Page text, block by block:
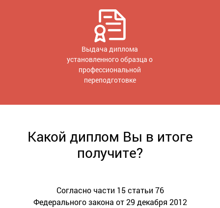
Выдача диплома
установленного образца о
профессиональной
переподготовке
Какой диплом Вы в итоге
получите?
Согласно части 15 статьи 76
Федерального закона от 29 декабря 2012